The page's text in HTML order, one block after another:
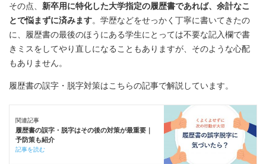
その点、 新卒用に特化した大学指定の履歴書であれば、余計なこ
とで悩まずに済みます。学歴などをせっかく丁寧に書いてきたの
に、履歴書の最後のほうにある学生にとっては不要な記入欄で書
きミスをしてやり直しになることもありますが、そのような心配
もありません。
履歴書の誤字・脱字対策はこちらの記事で解説しています。
関連記事
履歴書の誤字・脱字はその後の対策が最重要｜
予防策も紹介
記事を読む